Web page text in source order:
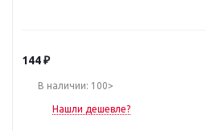
144₽
В наличии: 100>
Нашли дешевле?